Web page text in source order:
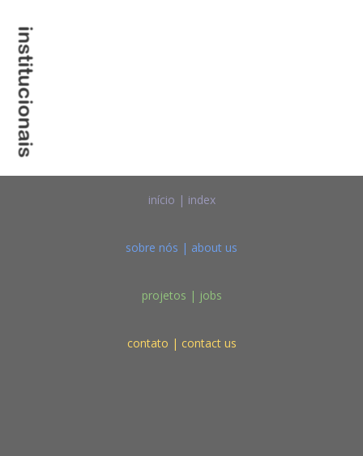
início | index
sobre nós | about us
projetos | jobs
contato | contact us